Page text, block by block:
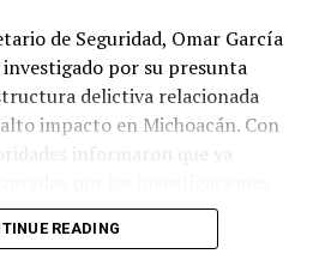
de Seguridad, Omar García
por su presunta
delictiva relacionada
impacto en Michoacán. Con
informaron que ya
del exalcalde.
READING